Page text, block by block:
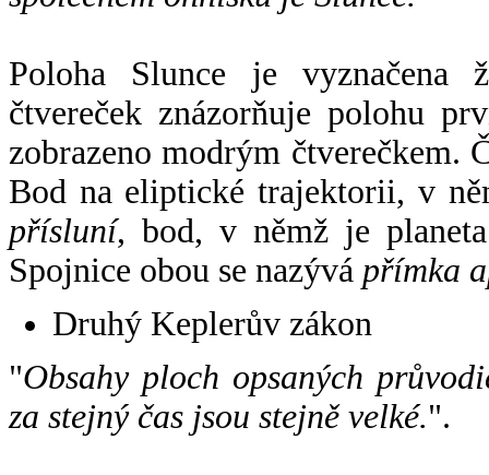
Poloha Slunce je vyznačena
čtvereček znázorňuje polohu
zobrazeno modrým čtverečkem.
Bod na eliptické trajektorii, v
přísluní, bod, v němž je
Spojnice obou se nazývá přímka
Druhý Keplerův zákon
"Obsahy ploch opsaných
za stejný čas jsou stejně velké.".